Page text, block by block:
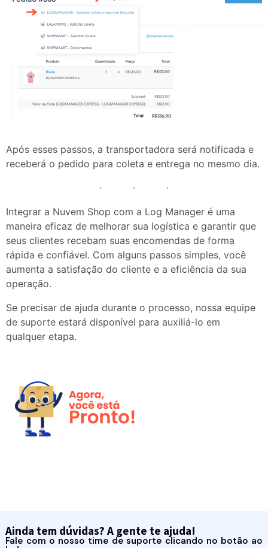
Após esses passos, a transportadora será notificada e
receberá o pedido para coleta e entrega no mesmo dia.
Integrar a Nuvem Shop com a Log Manager é uma
maneira eficaz de melhorar sua logística e garantir que
seus clientes recebam suas encomendas de forma
rápida e confiável. Com alguns passos simples, você
aumenta a satisfação do cliente e a eficiência da sua
operação.
Se precisar de ajuda durante o processo, nossa equipe
de suporte estará disponível para auxiliá-lo em
qualquer etapa.
Ainda tem dúvidas? A gente te ajuda!
Fale com o nosso time de suporte clicando no botão ao